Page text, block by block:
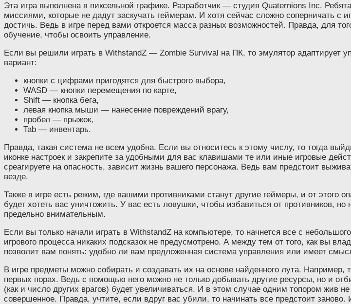
Эта игра выполнена в пиксельной графике. Разработчик — студия Quaternions Inc.
миссиями, которые не дадут заскучать геймерам. И хотя сейчас сложно соперничать с
достичь. Ведь в игре перед вами откроется масса разных возможностей. Правда, для
обучение, чтобы освоить управление.
Если вы решили играть в WithstandZ — Zombie Survival на ПК, то эмулятор адаптирует
вариант:
кнопки с цифрами пригодятся для быстрого выбора,
WASD — кнопки перемещения по карте,
Shift — кнопка бега,
левая кнопка мыши — нанесение повреждений врагу,
пробел — прыжок,
Tab — инвентарь.
Правда, такая система не всем удобна. Если вы относитесь к этому числу, то тогда
иконке настроек и закрепите за удобными для вас клавишами те или иные игровые
среагируете на опасность, зависит жизнь вашего персонажа. Ведь вам предстоит
везде.
Также в игре есть режим, где вашими противниками станут другие геймеры, и от этого
будет хотеть вас уничтожить. У вас есть ловушки, чтобы избавиться от противников,
предельно внимательным.
Если вы только начали играть в WithstandZ на компьютере, то начнется все с
игрового процесса никаких подсказок не предусмотрено. А между тем от того, как вы
позволит вам понять: удобно ли вам предложенная система управления или имеет
В игре предметы можно собирать и создавать их на основе найденного лута.
первых порах. Ведь с помощью него можно не только добывать другие ресурсы, но и
(как и число других врагов) будет увеличиваться. И в этом случае одним топором жив
совершенное. Правда, учтите, если вдруг вас убили, то начинать все предстоит